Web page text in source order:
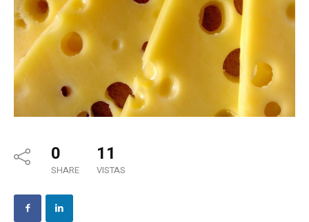
0
SHARE
11
VISTAS